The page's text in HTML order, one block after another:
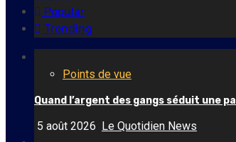
Popular
Trending
Points de vue
Quand l’argent des gangs séduit une
5 août 2026 Le Quotidien News